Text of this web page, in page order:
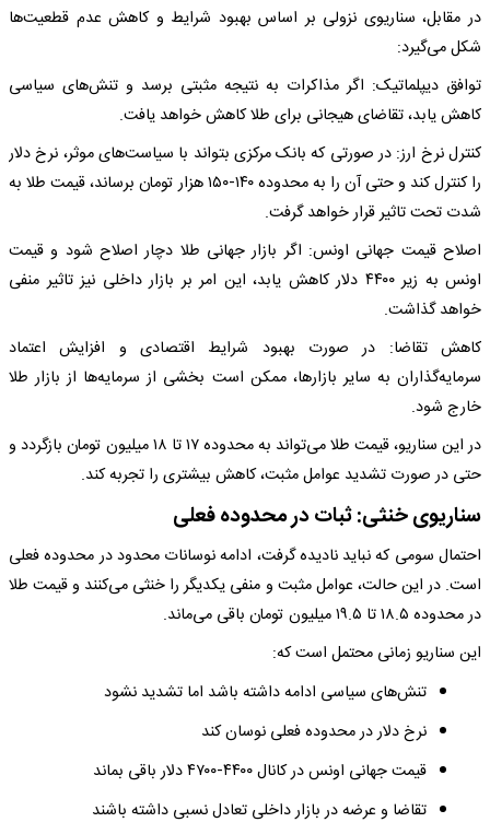
در مقابل، سناریوی نزولی بر اساس بهبود شرایط و کاهش عدم قطعیت‌ها
شکل می‌گیرد:
توافق دیپلماتیک: اگر مذاکرات به نتیجه مثبتی برسد و تنش‌های سیاسی
کاهش یابد، تقاضای هیجانی برای طلا کاهش خواهد یافت.
کنترل نرخ ارز: در صورتی که بانک مرکزی بتواند با سیاست‌های موثر، نرخ دلار
را کنترل کند و حتی آن را به محدوده ۱۴۰-۱۵۰ هزار تومان برساند، قیمت طلا به
شدت تحت تاثیر قرار خواهد گرفت.
اصلاح قیمت جهانی اونس: اگر بازار جهانی طلا دچار اصلاح شود و قیمت
اونس به زیر ۴۴۰۰ دلار کاهش یابد، این امر بر بازار داخلی نیز تاثیر منفی
خواهد گذاشت.
کاهش تقاضا: در صورت بهبود شرایط اقتصادی و افزایش اعتماد
سرمایه‌گذاران به سایر بازارها، ممکن است بخشی از سرمایه‌ها از بازار طلا
خارج شود.
در این سناریو، قیمت طلا می‌تواند به محدوده ۱۷ تا ۱۸ میلیون تومان بازگردد و
حتی در صورت تشدید عوامل مثبت، کاهش بیشتری را تجربه کند.
سناریوی خنثی: ثبات در محدوده فعلی
احتمال سومی که نباید نادیده گرفت، ادامه نوسانات محدود در محدوده فعلی
است. در این حالت، عوامل مثبت و منفی یکدیگر را خنثی می‌کنند و قیمت طلا
در محدوده ۱۸.۵ تا ۱۹.۵ میلیون تومان باقی می‌ماند.
این سناریو زمانی محتمل است که:
تنش‌های سیاسی ادامه داشته باشد اما تشدید نشود
نرخ دلار در محدوده فعلی نوسان کند
قیمت جهانی اونس در کانال ۴۴۰۰-۴۷۰۰ دلار باقی بماند
تقاضا و عرضه در بازار داخلی تعادل نسبی داشته باشند